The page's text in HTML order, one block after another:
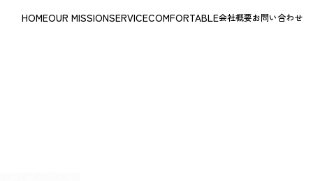
HOMEOUR MISSIONSERVICECOMFORTABLE会社概要お問い合わせ